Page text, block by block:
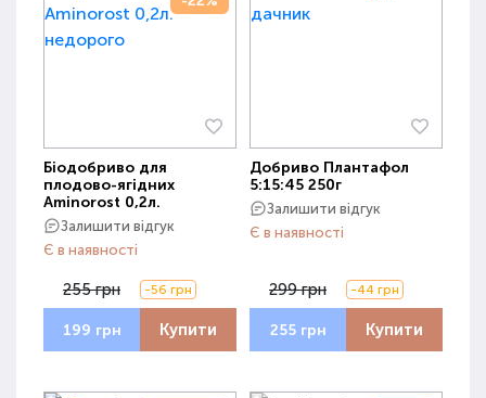
Біодобриво для
плодово-ягідних
Aminorost 0,2л.
Залишити відгук
Є в наявності
255 грн -56 грн
199 грн Купити
Добриво Плантафол
5:15:45 250г
Залишити відгук
Є в наявності
299 грн -44 грн
255 грн Купити